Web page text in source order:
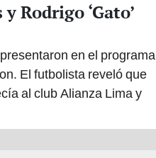
Rodrigo ‘Gato’
en el programa
El futbolista reveló que
al club Alianza Lima y